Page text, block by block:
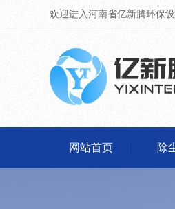
欢迎进入河南省亿新腾环保
网站首页 除